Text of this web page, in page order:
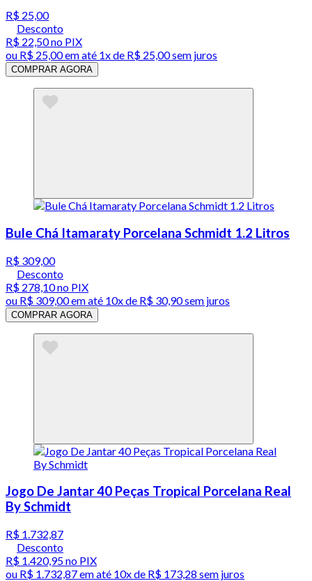
R$ 25,00
Desconto
R$ 22,50no PIX
ou R$ 25,00em até 1x de R$ 25,00sem juros
COMPRAR AGORA
Bule Chá Itamaraty Porcelana Schmidt 1.2 Litros
R$ 309,00
Desconto
R$ 278,10no PIX
ou R$ 309,00em até 10x de R$ 30,90 sem juros
COMPRAR AGORA
Jogo De Jantar 40 Peças Tropical Porcelana Real
By Schmidt
R$ 1.732,87
Desconto
R$ 1.420,95no PIX
ou R$ 1.732,87em até 10x de R$ 173,28 sem juros